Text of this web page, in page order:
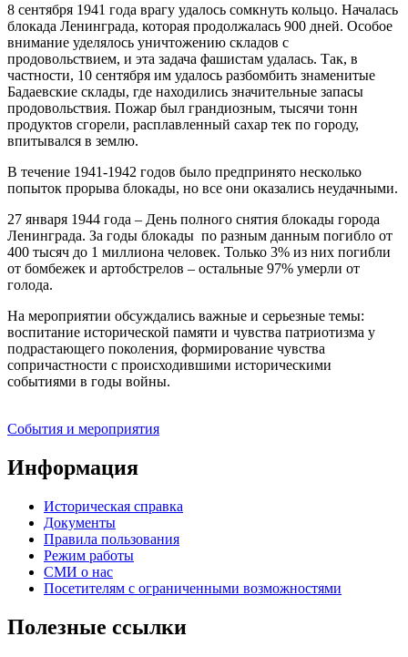
8 сентября 1941 года врагу удалось сомкнуть кольцо. Началась
блокада Ленинграда, которая продолжалась 900 дней. Особое
внимание уделялось уничтожению складов с
продовольствием, и эта задача фашистам удалась. Так, в
частности, 10 сентября им удалось разбомбить знаменитые
Бадаевские склады, где находились значительные запасы
продовольствия. Пожар был грандиозным, тысячи тонн
продуктов сгорели, расплавленный сахар тек по городу,
впитывался в землю.
В течение 1941-1942 годов было предпринято несколько
попыток прорыва блокады, но все они оказались неудачными.
27 января 1944 года – День полного снятия блокады города
Ленинграда. За годы блокады по разным данным погибло от
400 тысяч до 1 миллиона человек. Только 3% из них погибли
от бомбежек и артобстрелов – остальные 97% умерли от
голода.
На мероприятии обсуждались важные и серьезные темы:
воспитание исторической памяти и чувства патриотизма у
подрастающего поколения, формирование чувства
сопричастности с происходившими историческими
событиями в годы войны.
События и мероприятия
Информация
Историческая справка
Документы
Правила пользования
Режим работы
СМИ о нас
Посетителям с ограниченными возможностями
Полезные ссылки